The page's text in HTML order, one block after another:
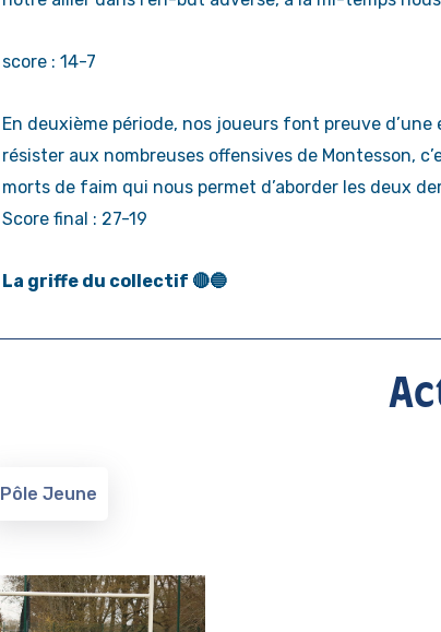
score : 14-7
En deuxième période, nos joueurs font preuve
résister aux nombreuses offensives de Montesson,
morts de faim qui nous permet d’aborder les deux
Score final : 27-19
La griffe du collectif 🔴🔵
Pôle Jeune